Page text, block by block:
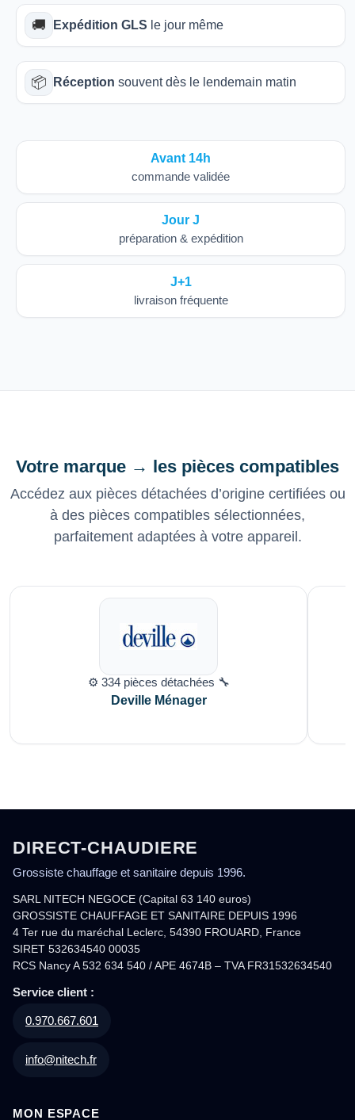
🚚 Expédition GLS le jour même
📦 Réception souvent dès le lendemain matin
Avant 14h
commande validée
Jour J
préparation & expédition
J+1
livraison fréquente
Votre marque → les pièces compatibles
Accédez aux pièces détachées d’origine certifiées ou
à des pièces compatibles sélectionnées,
parfaitement adaptées à votre appareil.
⚙️ 334 pièces détachées 🔧
Deville Ménager
DIRECT-CHAUDIERE
Grossiste chauffage et sanitaire depuis 1996.
SARL NITECH NEGOCE (Capital 63 140 euros)
GROSSISTE CHAUFFAGE ET SANITAIRE DEPUIS 1996
4 Ter rue du maréchal Leclerc, 54390 FROUARD, France
SIRET 532634540 00035
RCS Nancy A 532 634 540 / APE 4674B – TVA FR31532634540
Service client :
0.970.667.601
info@nitech.fr
MON ESPACE